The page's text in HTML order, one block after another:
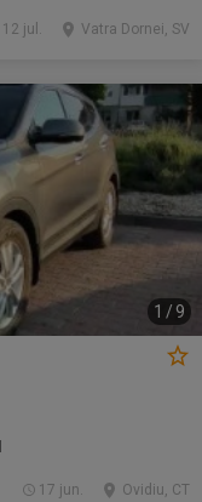
Vatra Dornei, SV
12 jul.
1 / 9
Ovidiu, CT
17 jun.